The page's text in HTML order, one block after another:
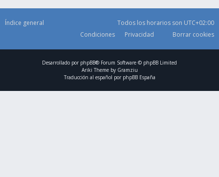
Índice general Todos los horarios son UTC+02:00
Borrar cookies
Privacidad
Condiciones
Desarrollado por phpBB® Forum Software © phpBB Limited
Ariki Theme by Gramziu
Traducción al español por phpBB España